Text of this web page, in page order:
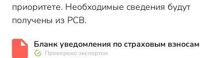
приоритете. Необходимые сведения будут
получены из РСВ.
Бланк уведомления по страховым взносам
Проверено экспертом